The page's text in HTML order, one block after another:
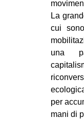
La
cui
una
per
mani di